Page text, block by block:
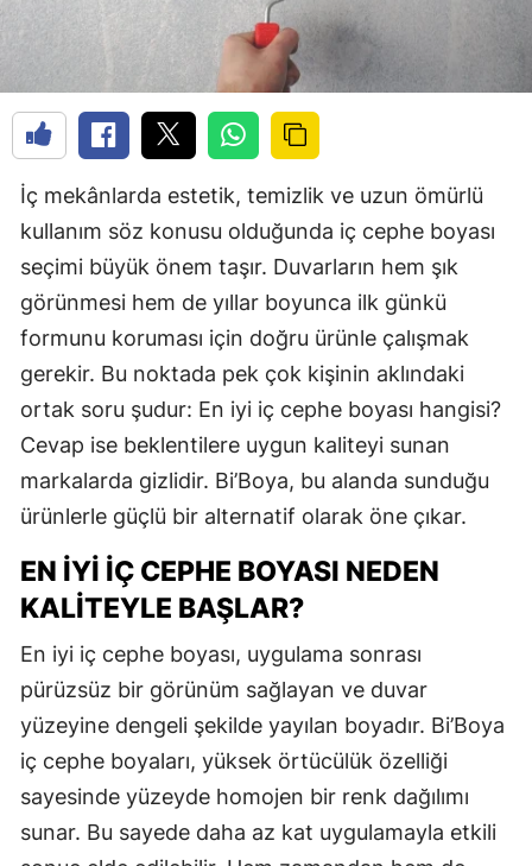
İç mekânlarda estetik, temizlik ve uzun ömürlü
kullanım söz konusu olduğunda iç cephe boyası
seçimi büyük önem taşır. Duvarların hem şık
görünmesi hem de yıllar boyunca ilk günkü
formunu koruması için doğru ürünle çalışmak
gerekir. Bu noktada pek çok kişinin aklındaki
ortak soru şudur: En iyi iç cephe boyası hangisi?
Cevap ise beklentilere uygun kaliteyi sunan
markalarda gizlidir. Bi’Boya, bu alanda sunduğu
ürünlerle güçlü bir alternatif olarak öne çıkar.
EN İYI İÇ CEPHE BOYASI NEDEN
KALITEYLE BAŞLAR?
En iyi iç cephe boyası, uygulama sonrası
pürüzsüz bir görünüm sağlayan ve duvar
yüzeyine dengeli şekilde yayılan boyadır. Bi’Boya
iç cephe boyaları, yüksek örtücülük özelliği
sayesinde yüzeyde homojen bir renk dağılımı
sunar. Bu sayede daha az kat uygulamayla etkili